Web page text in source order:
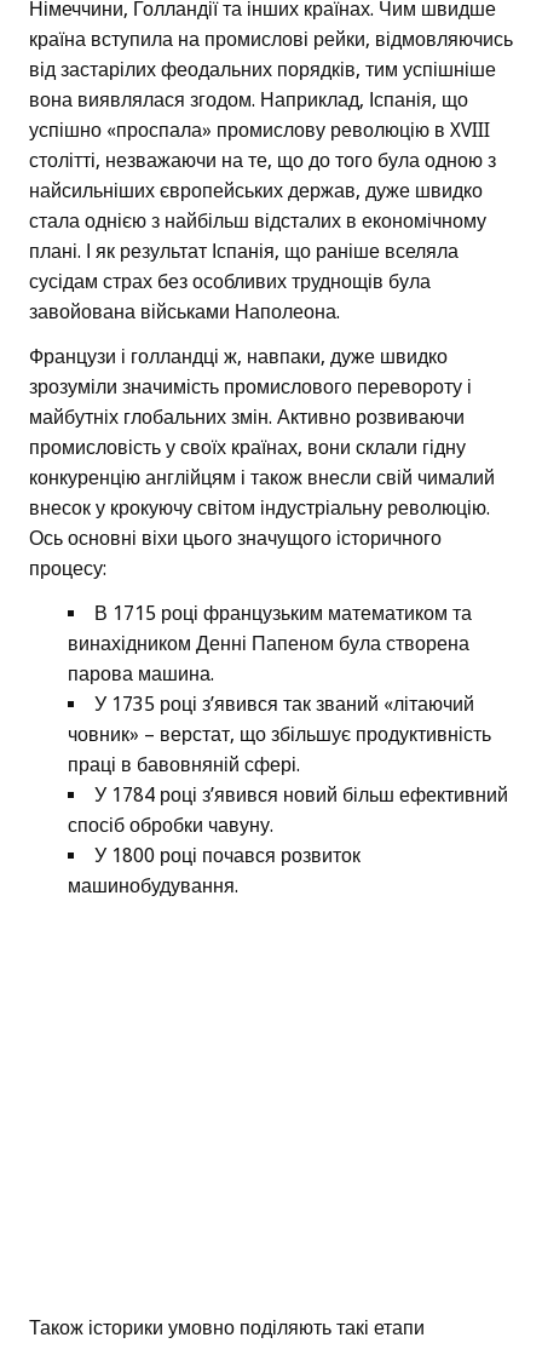
Німеччини, Голландії та інших країнах. Чим швидше
країна вступила на промислові рейки, відмовляючись
від застарілих феодальних порядків, тим успішніше
вона виявлялася згодом. Наприклад, Іспанія, що
успішно «проспала» промислову революцію в XVIII
столітті, незважаючи на те, що до того була одною з
найсильніших європейських держав, дуже швидко
стала однією з найбільш відсталих в економічному
плані. І як результат Іспанія, що раніше вселяла
сусідам страх без особливих труднощів була
завойована військами Наполеона.
Французи і голландці ж, навпаки, дуже швидко
зрозуміли значимість промислового перевороту і
майбутніх глобальних змін. Активно розвиваючи
промисловість у своїх країнах, вони склали гідну
конкуренцію англійцям і також внесли свій чималий
внесок у крокуючу світом індустріальну революцію.
Ось основні віхи цього значущого історичного
процесу:
В 1715 році французьким математиком та
винахідником Денні Папеном була створена
парова машина.
У 1735 році з’явився так званий «літаючий
човник» – верстат, що збільшує продуктивність
праці в бавовняній сфері.
У 1784 році з’явився новий більш ефективний
спосіб обробки чавуну.
У 1800 році почався розвиток
машинобудування.
Також історики умовно поділяють такі етапи